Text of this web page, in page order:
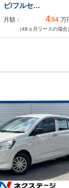
ビ/フルセ…
月額： 4.54 万
（48 ヵ月リースの場合）